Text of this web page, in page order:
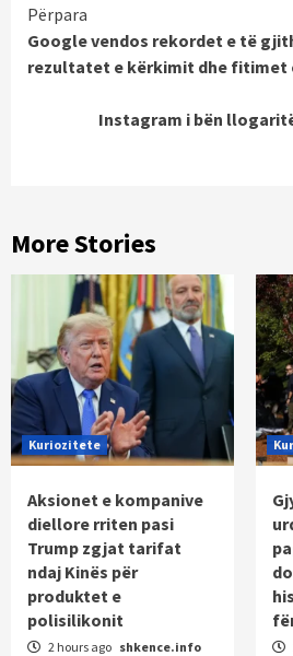
Continue
Reading
Përpara
Google vendos rekordet e të
rezultatet e kërkimit dhe fitimet
Instagram i bën
More Stories
Kuriozitete
Aksionet e kompanive
diellore rriten pasi
Trump zgjat tarifat
ndaj Kinës për
produktet e
polisilikonit
2 hours ago shkence.info